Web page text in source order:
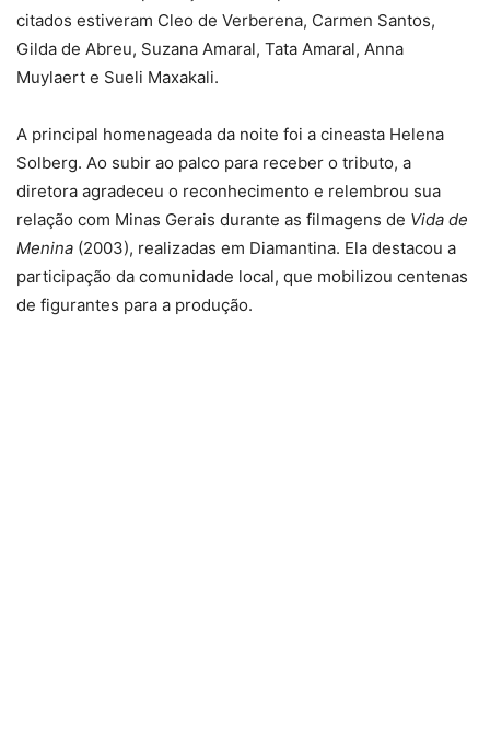
citados estiveram Cleo de Verberena, Carmen Santos,
Gilda de Abreu, Suzana Amaral, Tata Amaral, Anna
Muylaert e Sueli Maxakali.
A principal homenageada da noite foi a cineasta Helena
Solberg. Ao subir ao palco para receber o tributo, a
diretora agradeceu o reconhecimento e relembrou sua
relação com Minas Gerais durante as filmagens de Vida de
Menina (2003), realizadas em Diamantina. Ela destacou a
participação da comunidade local, que mobilizou centenas
de figurantes para a produção.